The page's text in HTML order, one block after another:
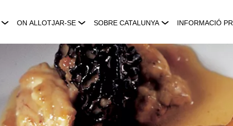
ON ALLOTJAR-SE SOBRE CATALUNYA INFORMACIÓ